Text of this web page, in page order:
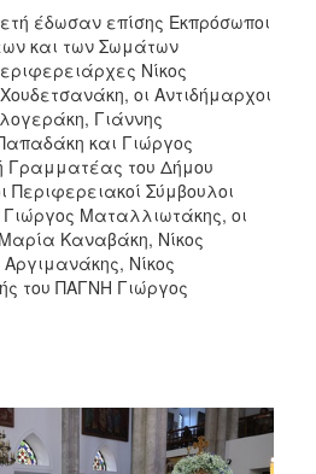
έδωσαν επίσης Εκπρόσωποι
και των Σωμάτων
Νίκος
οι Αντιδήμαρχοι
Γιάννης
και Γιώργος
Γραμματέας του Δήμου
Περιφερειακοί Σύμβουλοι
Ματαλλιωτάκης, οι
Καναβάκη, Νίκος
Νίκος
του ΠΑΓΝΗ Γιώργος